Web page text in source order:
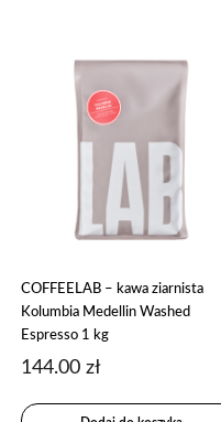
COFFEELAB – kawa ziarnista
Kolumbia Medellin Washed
Espresso 1 kg
144.00zł